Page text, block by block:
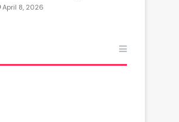
April 8, 2026